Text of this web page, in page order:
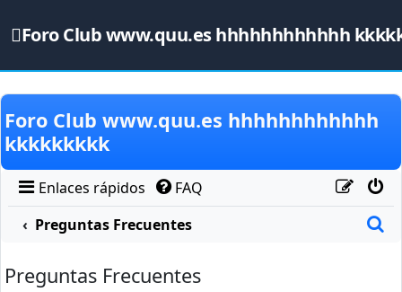
Foro Club www.quu.es hhhhhhhhhhhh
Obviar
Foro Club www.quu.es hhhhhhhhhhhh
kkkkkkkkk
Enlaces rápidos
FAQ
Preguntas Frecuentes
Preguntas Frecuentes